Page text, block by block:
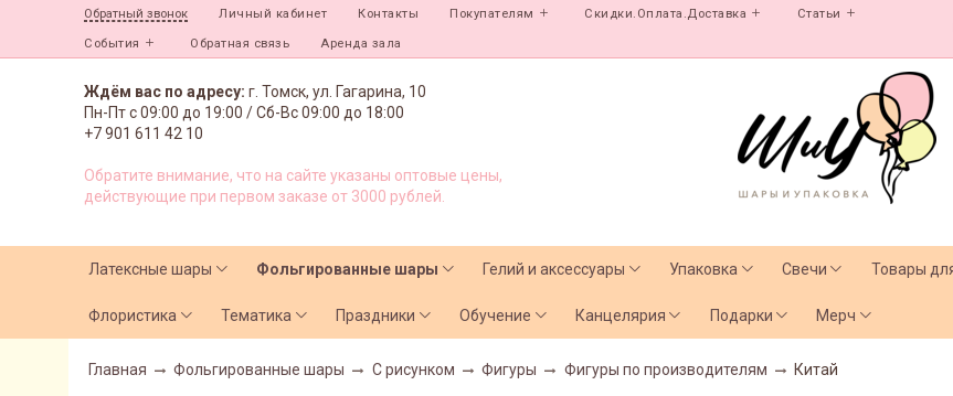
Обратный звонок Личный кабинет Контакты Покупателям Скидки.Оплата.Доставка Статьи
События Обратная связь Аренда зала
Ждём вас по адресу: г. Томск, ул. Гагарина, 10
Пн-Пт с09:00 до 19:00 /Сб-Вс 09:00 до 18:00
+7 901 611 42 10
Обратите внимание, что на сайте указаны оптовые цены,
действующие при первом заказе от 3000 рублей.
Латексные шары Фольгированные шары Гелий и аксессуары Упаковка Свечи Товары
Флористика Тематика Праздники Обучение Канцелярия Подарки Мерч
Главная Фольгированные шары С рисунком Фигуры Фигуры по производителям Китай